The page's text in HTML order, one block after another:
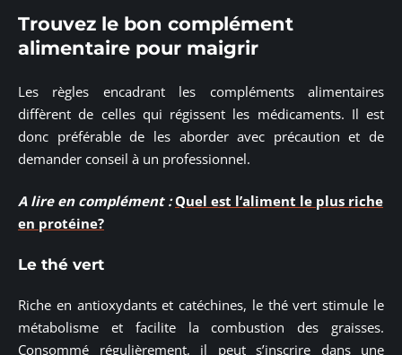
Trouvez le bon complément
alimentaire pour maigrir
Les règles encadrant les compléments alimentaires
diffèrent de celles qui régissent les médicaments. Il est
donc préférable de les aborder avec précaution et de
demander conseil à un professionnel.
A lire en complément : Quel est l’aliment le plus riche
en protéine?
Le thé vert
Riche en antioxydants et catéchines, le thé vert stimule le
métabolisme et facilite la combustion des graisses.
Consommé régulièrement, il peut s’inscrire dans une